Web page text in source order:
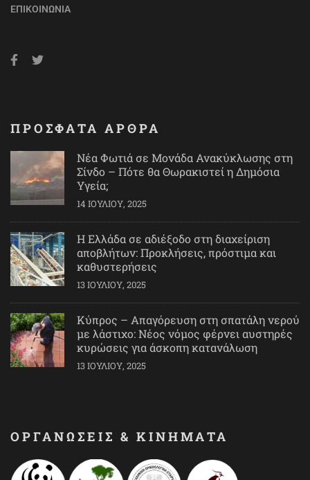
ΕΠΙΚΟΙΝΩΝΊΑ
ΠΡΟΣΦΑΤΑ ΑΡΘΡΑ
Νέα Φωτιά σε Μονάδα Ανακύκλωσης στη
Σίνδο – Πότε θα Θωρακιστεί η Δημόσια
Υγεία;
14 ΙΟΥΛΊΟΥ, 2025
Η Ελλάδα σε αδιέξοδο στη διαχείριση
αποβλήτων: Προκλήσεις, πρόστιμα και
καθυστερήσεις
13 ΙΟΥΛΊΟΥ, 2025
Κύπρος – Απαγόρευση στη σπατάλη νερού
με λάστιχο: Νέος νόμος φέρνει αυστηρές
κυρώσεις για άσκοπη κατανάλωση
13 ΙΟΥΛΊΟΥ, 2025
ΟΡΓΑΝΩΣΕΙΣ & ΚΙΝΗΜΑΤΑ